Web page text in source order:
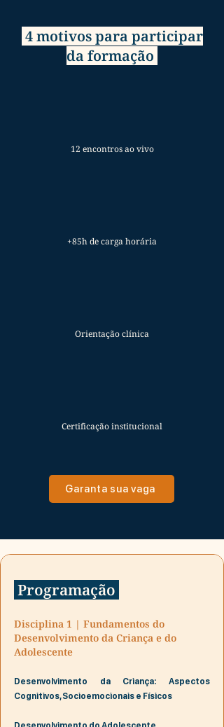
4 motivos para participar
da formação
12 encontros ao vivo
+85h de carga horária
Orientaçãoclínica
Certificação institucional
Garanta sua vaga
Programação
Disciplina 1 | Fundamentos do
Desenvolvimento da Criança e do
Adolescente
Desenvolvimento da Criança: Aspectos
Cognitivos, Socioemocionais e Físicos